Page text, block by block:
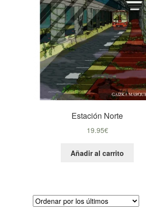
Estación Norte
19.95€
Añadir al carrito